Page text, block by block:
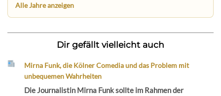
Alle Jahre anzeigen
Dir gefällt vielleicht auch
Mirna Funk, die Kölner Comedia und das Problem mit
unbequemen Wahrheiten
Die Journalistin Mirna Funk sollte im Rahmen der